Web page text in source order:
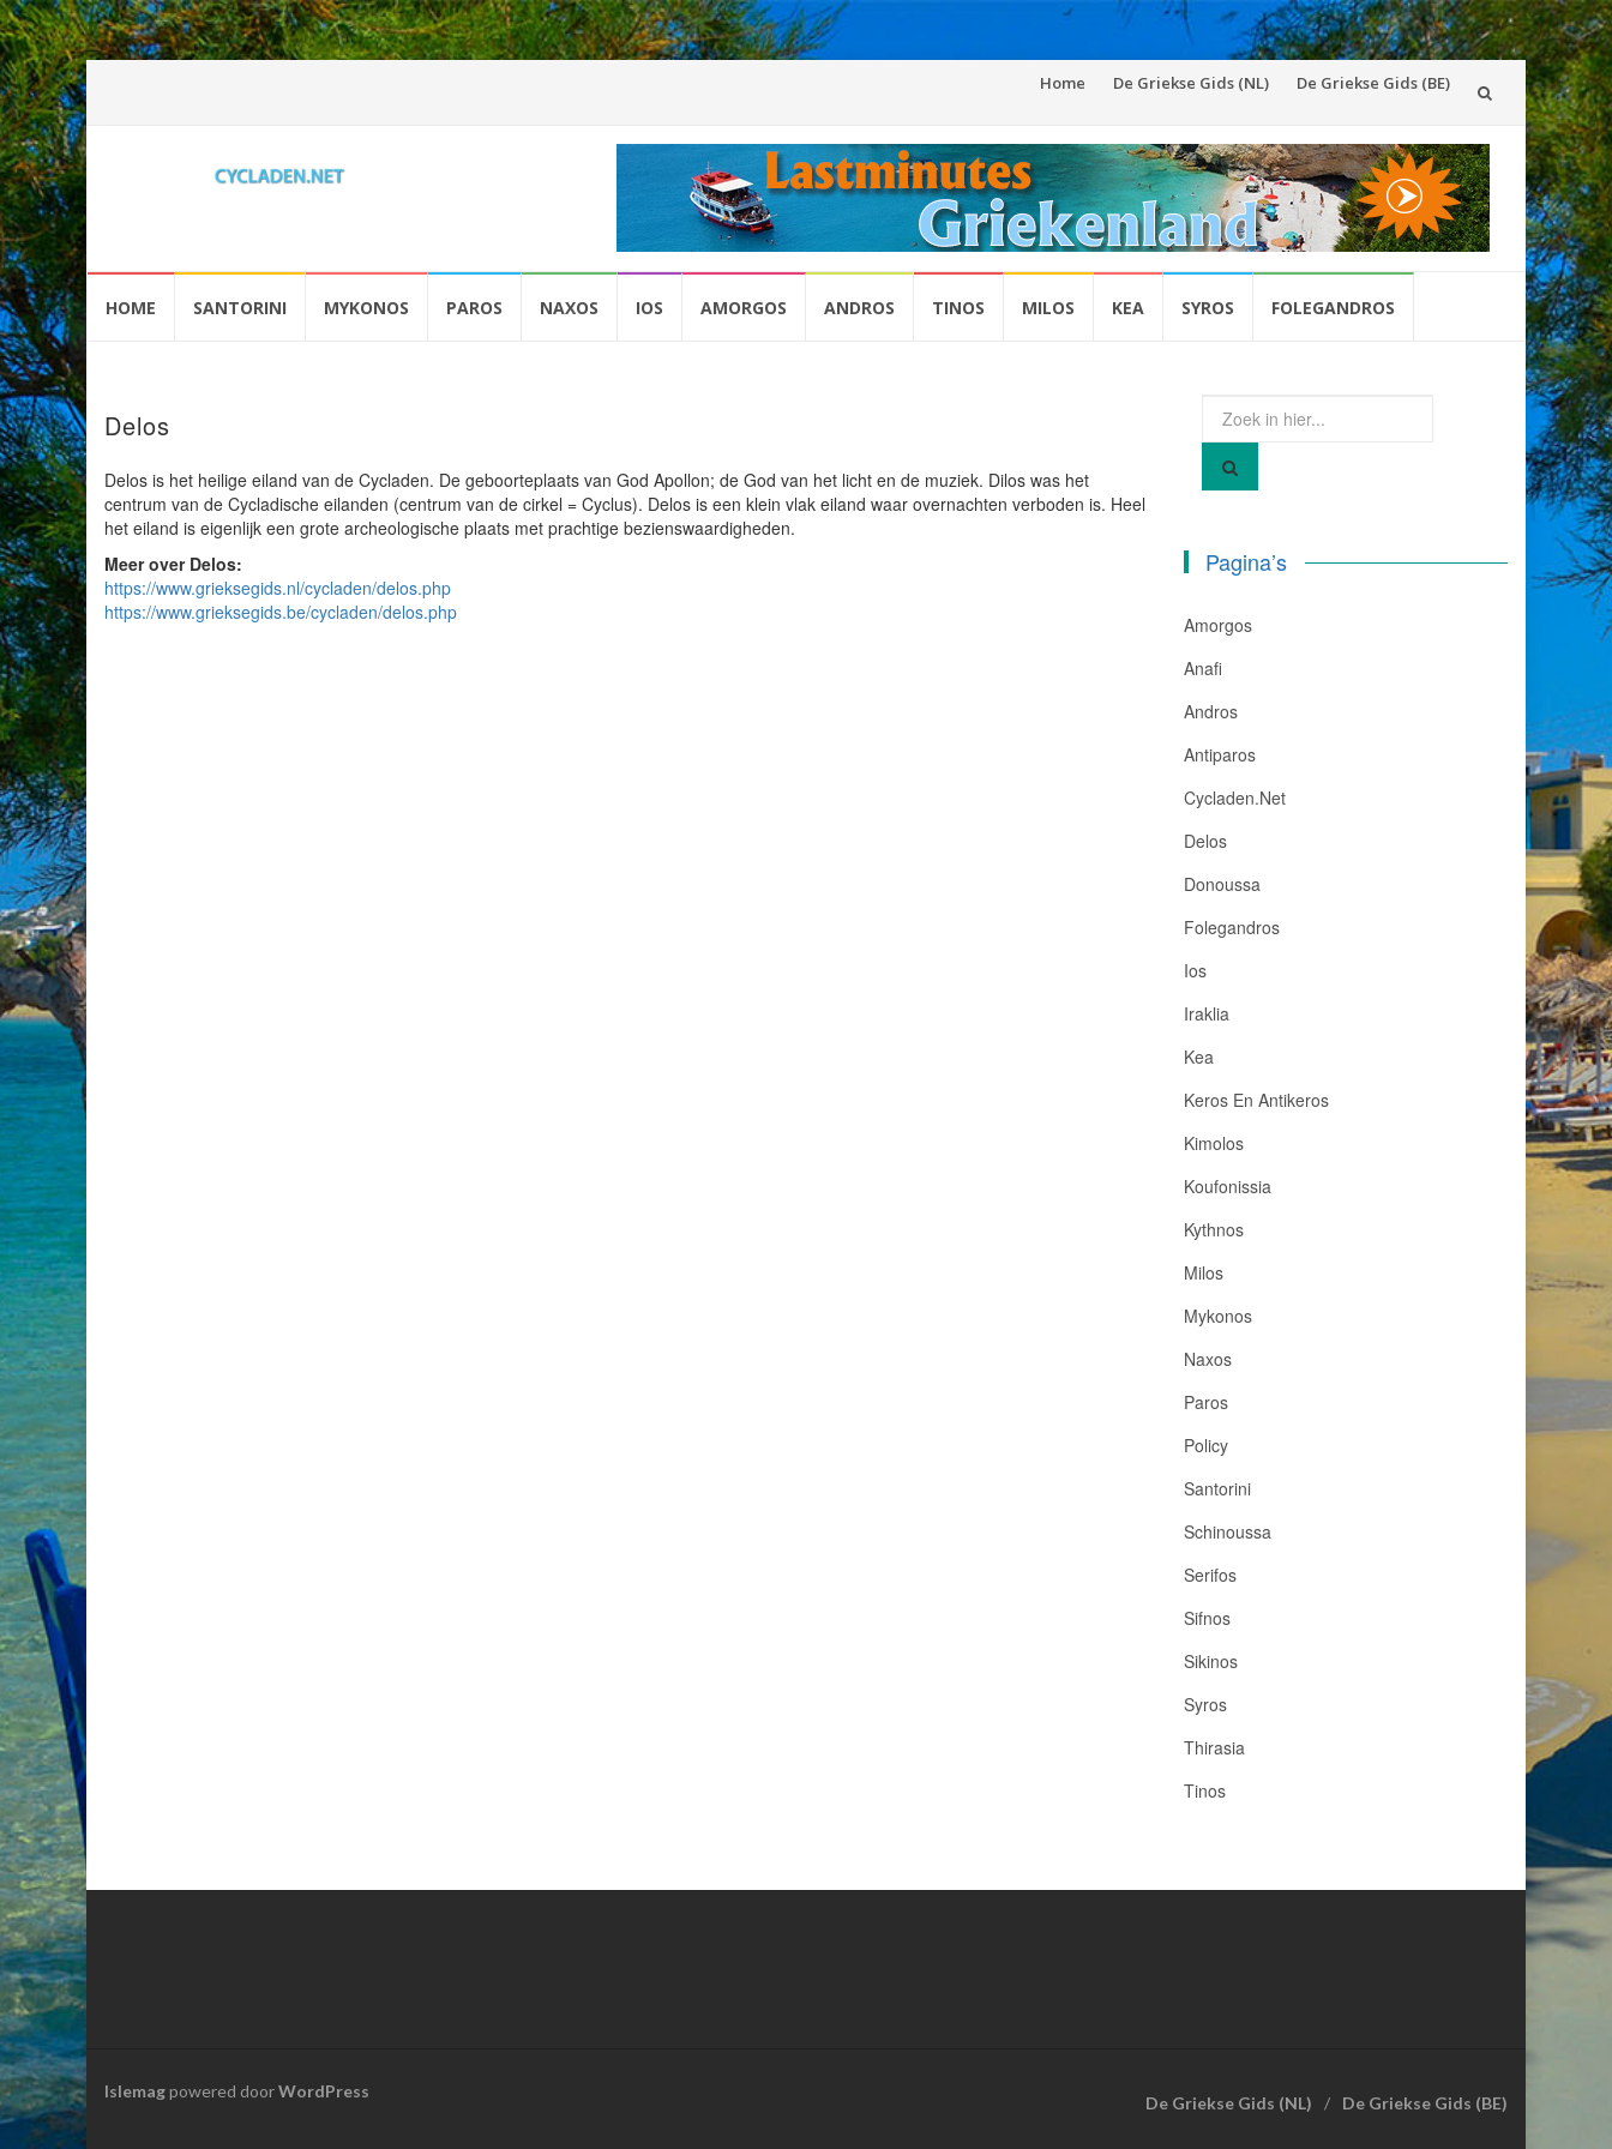
Spring
inhoud
Home De Griekse Gids (NL) De Griekse Gids (BE)
naar
HOME SANTORINI MYKONOS PAROS NAXOS IOS AMORGOS ANDROS TINOS MILOS KEA SYROS FOLEGANDROS
Delos
Delos is het heilige eiland van de Cycladen. De geboorteplaats van God Apollon; de God van het licht en de muziek. Dilos was het
centrum van de Cycladische eilanden (centrum van de cirkel = Cyclus). Delos is een klein vlak eiland waar overnachten verboden is. Heel
het eiland is eigenlijk een grote archeologische plaats met prachtige bezienswaardigheden.
Meer over Delos:
https://www.grieksegids.nl/cycladen/delos.php
https://www.grieksegids.be/cycladen/delos.php
naar:
Pagina’s
Amorgos
Anafi
Andros
Antiparos
Cycladen.net
Delos
Donoussa
Folegandros
Ios
Iraklia
Kea
Keros En Antikeros
Kimolos
Koufonissia
Kythnos
Milos
Mykonos
Naxos
Paros
Policy
Santorini
Schinoussa
Serifos
Sifnos
Sikinos
Syros
Thirasia
Tinos
De Griekse Gids (NL) De Griekse Gids (BE)
Islemagpowered doorWordPress